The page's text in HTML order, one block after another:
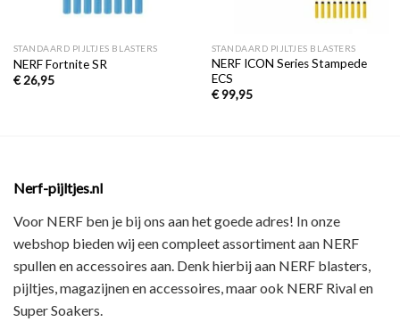
STANDAARD PIJLTJES BLASTERS
NERF Fortnite SR
€26,95
STANDAARD PIJLTJES BLASTERS
NERF ICON Series Stampede
ECS
€99,95
Nerf-pijltjes.nl
Voor NERF ben je bij ons aan het goede adres! In onze
webshop bieden wij eencompleet assortimentaan NERF
spullen en accessoires aan. Denk hierbij aan NERF blasters,
pijltjes, magazijnen en accessoires, maar ook NERF Rival en
Super Soakers.